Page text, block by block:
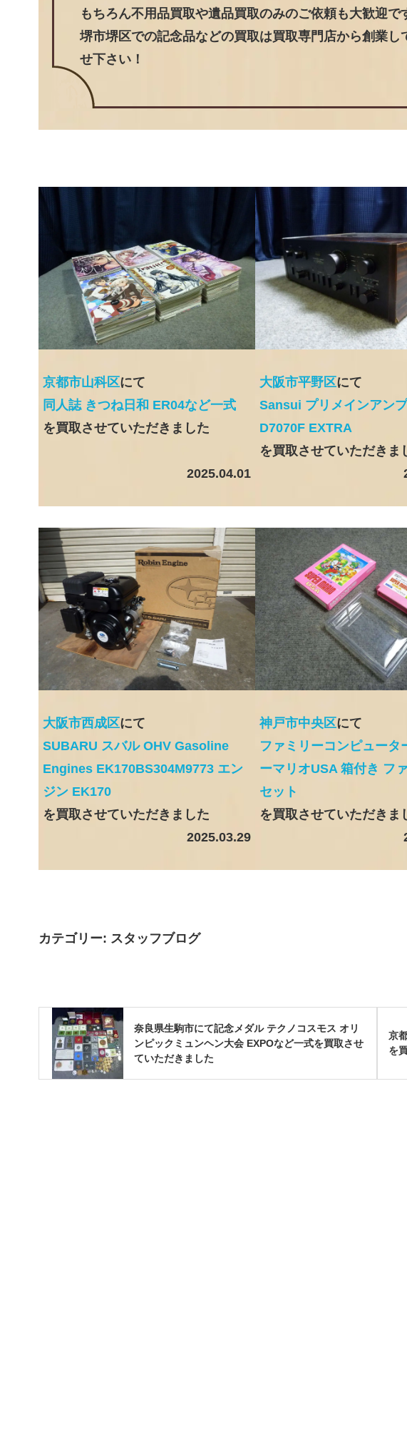
もちろん不用品買取や遺品買取のみのご依頼も大歓迎で
堺市堺区での記念品などの買取は買取専門店から創業
せ下さい！
京都市山科区にて
同人誌 きつね日和 ER04など一式
を買取させていただきました
2025.04.01
大阪市平野区にて
Sansui プリメインアン
D7070F EXTRA
を買取させていただきま
大阪市西成区にて
SUBARU スバル OHV Gasoline
Engines EK170BS304M9773 エン
ジン EK170
を買取させていただきました
2025.03.29
神戸市中央区にて
ファミリーコンピュータ
ーマリオUSA 箱付き フ
セット
を買取させていただきま
カテゴリー: スタッフブログ
奈良県生駒市にて記念メダル テクノコスモス オリ
ンピックミュンヘン大会 EXPOなど一式を買取させ
ていただきました
京
を